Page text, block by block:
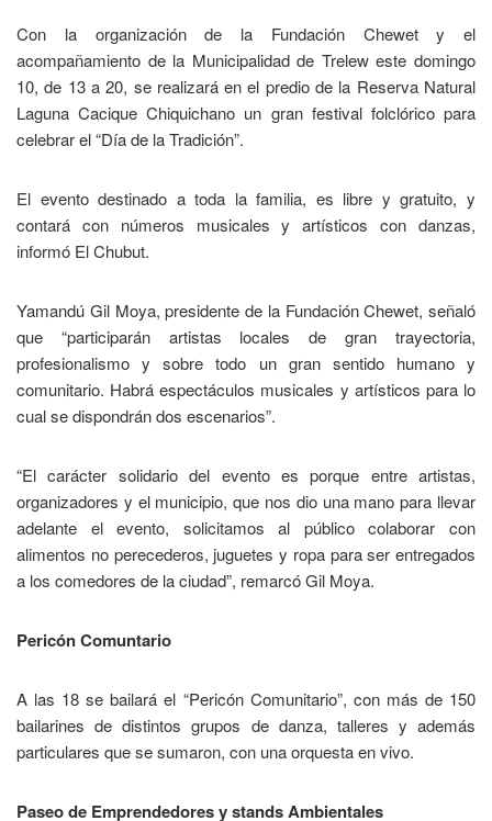
Con la organización de la Fundación Chewet y el
acompañamiento de la Municipalidad de Trelew este domingo
10, de 13 a 20, se realizará en el predio de la Reserva Natural
Laguna Cacique Chiquichano un gran festival folclórico para
celebrar el “Día de la Tradición”.
El evento destinado a toda la familia, es libre y gratuito, y
contará con números musicales y artísticos con danzas,
informó El Chubut.
Yamandú Gil Moya, presidente de la Fundación Chewet, señaló
que “participarán artistas locales de gran trayectoria,
profesionalismo y sobre todo un gran sentido humano y
comunitario. Habrá espectáculos musicales y artísticos para lo
cual se dispondrán dos escenarios”.
“El carácter solidario del evento es porque entre artistas,
organizadores y el municipio, que nos dio una mano para llevar
adelante el evento, solicitamos al público colaborar con
alimentos no perecederos, juguetes y ropa para ser entregados
a los comedores de la ciudad”, remarcó Gil Moya.
Pericón Comuntario
A las 18 se bailará el “Pericón Comunitario”, con más de 150
bailarines de distintos grupos de danza, talleres y además
particulares que se sumaron, con una orquesta en vivo.
Paseo de Emprendedores y stands Ambientales